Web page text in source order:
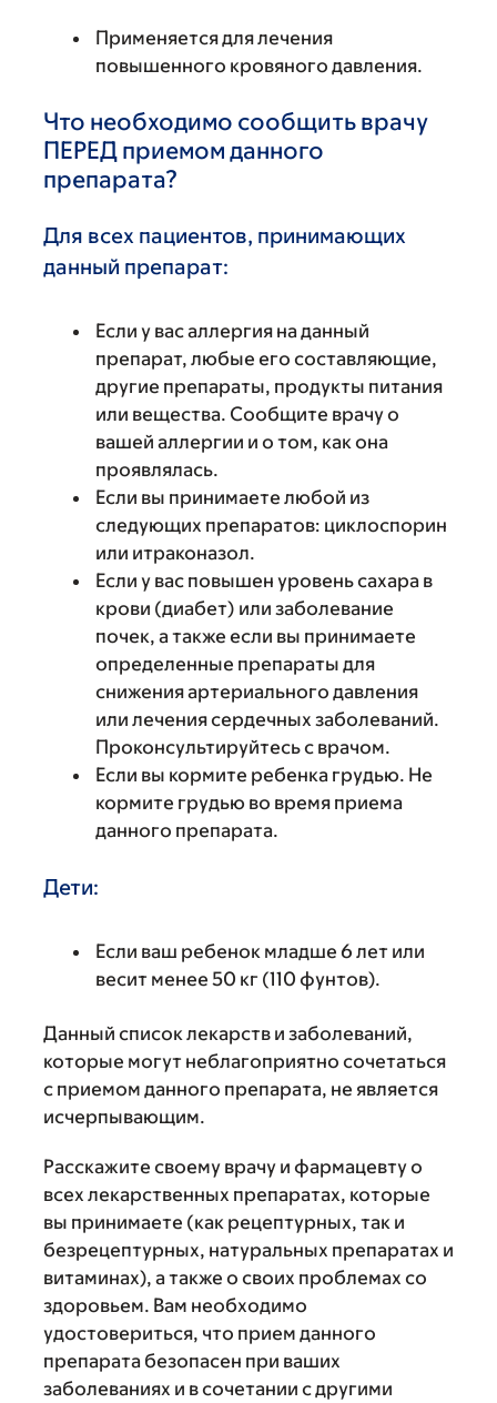
Применяется для лечения
повышенного кровяного давления.
Что необходимо сообщить врачу
ПЕРЕД приемом данного
препарата?
Для всех пациентов, принимающих
данный препарат:
Если у вас аллергия на данный
препарат, любые его составляющие,
другие препараты, продукты питания
или вещества. Сообщите врачу о
вашей аллергии и о том, как она
проявлялась.
Если вы принимаете любой из
следующих препаратов: циклоспорин
или итраконазол.
Если у вас повышен уровень сахара в
крови (диабет) или заболевание
почек, а также если вы принимаете
определенные препараты для
снижения артериального давления
или лечения сердечных заболеваний.
Проконсультируйтесь с врачом.
Если вы кормите ребенка грудью. Не
кормите грудью во время приема
данного препарата.
Дети:
Если ваш ребенок младше 6 лет или
весит менее 50 кг (110 фунтов).
Данный список лекарств и заболеваний,
которые могут неблагоприятно сочетаться
с приемом данного препарата, не является
исчерпывающим.
Расскажите своему врачу и фармацевту о
всех лекарственных препаратах, которые
вы принимаете (как рецептурных, так и
безрецептурных, натуральных препаратах и
витаминах), а также о своих проблемах со
здоровьем. Вам необходимо
удостовериться, что прием данного
препарата безопасен при ваших
заболеваниях и в сочетании с другими